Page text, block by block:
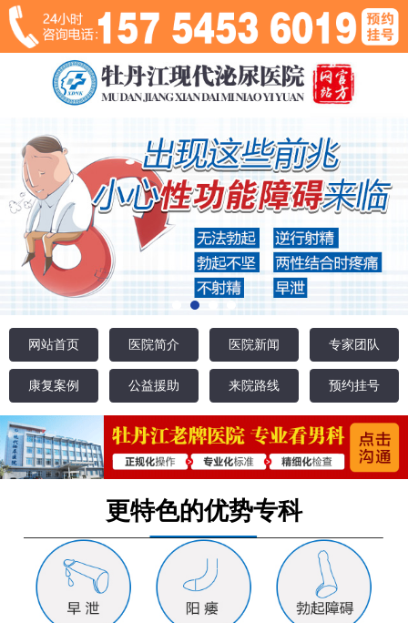
网站首页 医院简介 医院新闻 专家团队
康复案例 公益援助 来院路线 预约挂号
更特色的优势专科